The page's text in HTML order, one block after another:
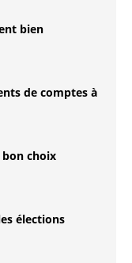
bien
de comptes à
bon choix
élections